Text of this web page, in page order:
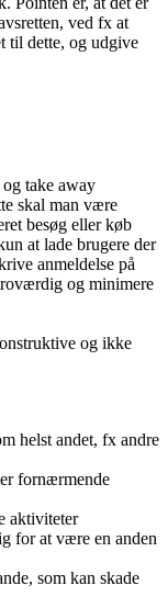
ved fx at
til dette, og udgive
take away
skal man være
besøg eller køb
at lade brugere der
anmeldelse på
og minimere
og ikke
helst andet, fx andre
fornærmende
aktiviteter
for at være en anden
som kan skade